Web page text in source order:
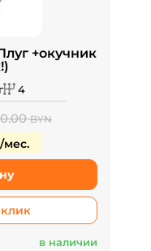
+окучник
4
BYN
мес.
клик
в наличии